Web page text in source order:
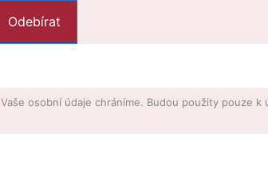
Vaše osobní údaje chráníme. Budou použity pouze